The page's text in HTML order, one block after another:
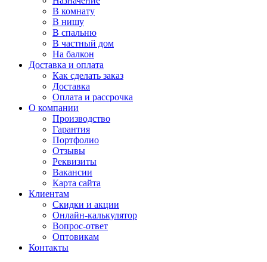
В комнату
В нишу
В спальню
В частный дом
На балкон
Доставка и оплата
Как сделать заказ
Доставка
Оплата и рассрочка
О компании
Производство
Гарантия
Портфолио
Отзывы
Реквизиты
Вакансии
Карта сайта
Клиентам
Скидки и акции
Онлайн-калькулятор
Вопрос-ответ
Оптовикам
Контакты